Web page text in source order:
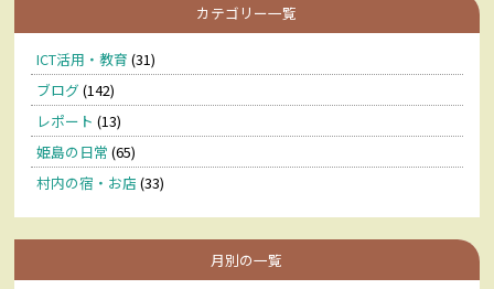
カテゴリー一覧
ICT活用・教育 (31)
ブログ (142)
レポート (13)
姫島の日常 (65)
村内の宿・お店 (33)
月別の一覧